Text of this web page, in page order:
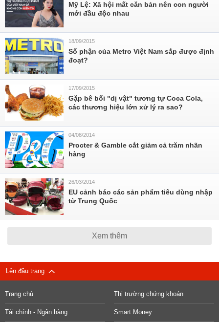
Mỹ Lệ: Xã hội mất căn bản nên con người
mới đầu độc nhau
18/09/2015
Số phận của Metro Việt Nam sắp được định
đoạt?
17/09/2015
Gặp bê bối "dị vật" tương tự Coca Cola,
các thương hiệu lớn xử lý ra sao?
04/08/2014
Procter & Gamble cắt giảm cả trăm nhãn
hàng
26/03/2014
EU cảnh báo các sản phẩm tiêu dùng nhập
từ Trung Quốc
Xem thêm
Lên đầu trang
Trang chủ Thị trường chứng khoán
Tài chính - Ngân hàng Smart Money